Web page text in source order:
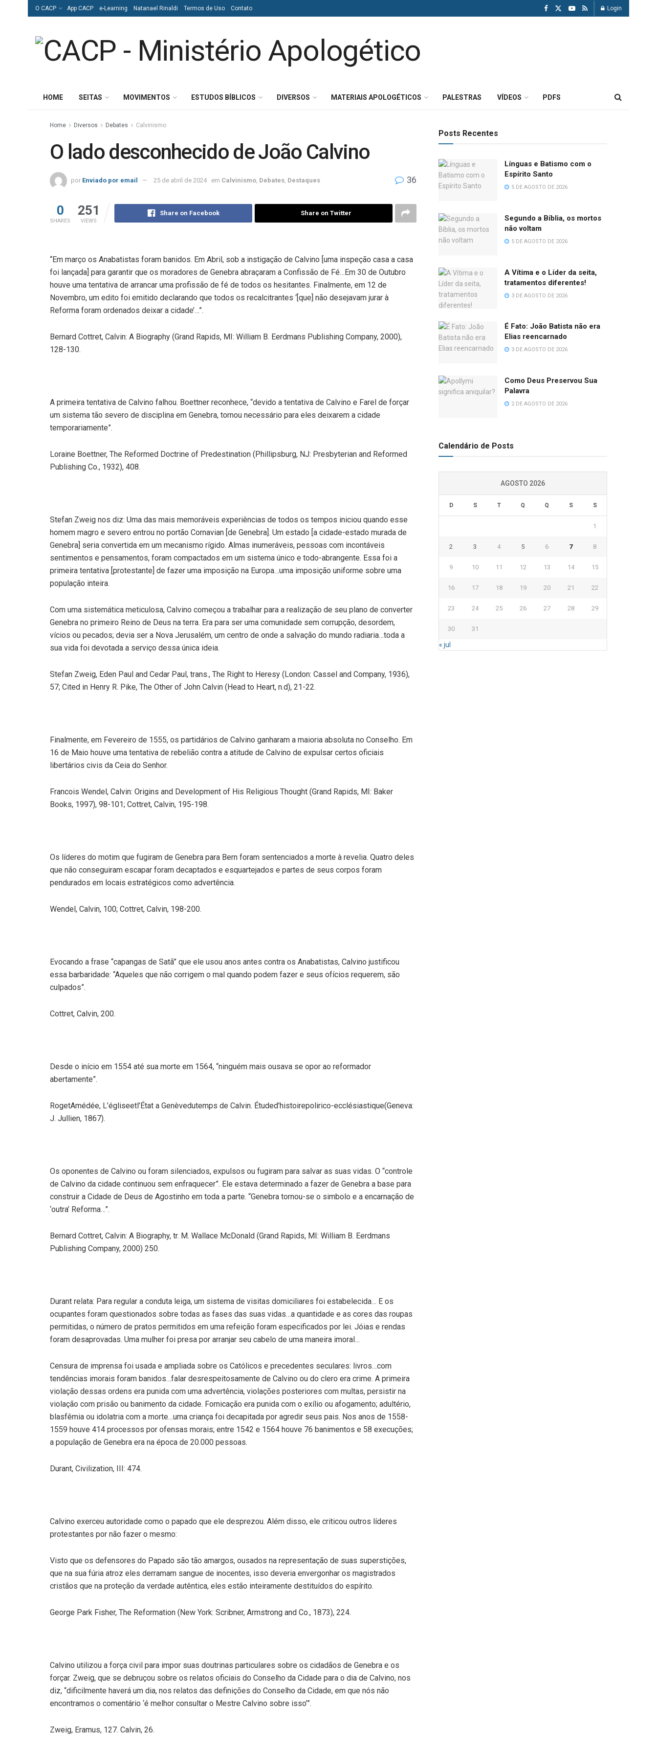
O CACP App CACP e-Learning Natanael Rinaldi Termos de Uso Contato Login
HOME SEITAS MOVIMENTOS ESTUDOS BÍBLICOS DIVERSOS MATERIAIS APOLOGÉTICOS PALESTRAS VÍDEOS PDFS
Home Diversos Debates Calvinismo
O lado desconhecido de João Calvino
por Enviado por email 25 de abril de 2024 em Calvinismo Debates Destaques 36
0
SHARES
251
VIEWS
Share on Facebook Share on Twitter
“Em março os Anabatistas foram banidos. Em Abril, sob a instigação de Calvino [uma inspeção casa a casa
foi lançada] para garantir que os moradores de Genebra abraçaram a Confissão de Fé…Em 30 de Outubro
houve uma tentativa de arrancar uma profissão de fé de todos os hesitantes. Finalmente, em 12 de
Novembro, um edito foi emitido declarando que todos os recalcitrantes ‘[que] não desejavam jurar à
Reforma foram ordenados deixar a cidade’…”.
Bernard Cottret, Calvin: A Biography (Grand Rapids, MI: William B. Eerdmans Publishing Company, 2000),
128-130.
A primeira tentativa de Calvino falhou. Boettner reconhece, “devido a tentativa de Calvino e Farel de forçar
um sistema tão severo de disciplina em Genebra, tornou necessário para eles deixarem a cidade
temporariamente”.
Loraine Boettner, The Reformed Doctrine of Predestination (Phillipsburg, NJ: Presbyterian and Reformed
Publishing Co., 1932), 408.
Stefan Zweig nos diz: Uma das mais memoráveis experiências de todos os tempos iniciou quando esse
homem magro e severo entrou no portão Cornavian [de Genebra]. Um estado [a cidade-estado murada de
Genebra] seria convertida em um mecanismo rígido. Almas inumeráveis, pessoas com incontáveis
sentimentos e pensamentos, foram compactados em um sistema único e todo-abrangente. Essa foi a
primeira tentativa [protestante] de fazer uma imposição na Europa…uma imposição uniforme sobre uma
população inteira.
Com uma sistemática meticulosa, Calvino começou a trabalhar para a realização de seu plano de converter
Genebra no primeiro Reino de Deus na terra. Era para ser uma comunidade sem corrupção, desordem,
vícios ou pecados; devia ser a Nova Jerusalém, um centro de onde a salvação do mundo radiaria…toda a
sua vida foi devotada a serviço dessa única ideia.
Stefan Zweig, Eden Paul and Cedar Paul, trans., The Right to Heresy (London: Cassel and Company, 1936),
57; Cited in Henry R. Pike, The Other of John Calvin (Head to Heart, n.d), 21-22.
Finalmente, em Fevereiro de 1555, os partidários de Calvino ganharam a maioria absoluta no Conselho. Em
16 de Maio houve uma tentativa de rebelião contra a atitude de Calvino de expulsar certos oficiais
libertários civis da Ceia do Senhor.
Francois Wendel, Calvin: Origins and Development of His Religious Thought (Grand Rapids, MI: Baker
Books, 1997), 98-101; Cottret, Calvin, 195-198.
Os líderes do motim que fugiram de Genebra para Bern foram sentenciados a morte à revelia. Quatro deles
que não conseguiram escapar foram decaptados e esquartejados e partes de seus corpos foram
pendurados em locais estratégicos como advertência.
Wendel, Calvin, 100; Cottret, Calvin, 198-200.
Evocando a frase “capangas de Satã” que ele usou anos antes contra os Anabatistas, Calvino justificou
essa barbaridade: “Aqueles que não corrigem o mal quando podem fazer e seus ofícios requerem, são
culpados”.
Cottret, Calvin, 200.
Desde o início em 1554 até sua morte em 1564, “ninguém mais ousava se opor ao reformador
abertamente”.
RogetAmédée, L’égliseetl’État a Genèvedutemps de Calvin. Étuded’histoirepolirico-ecclésiastique(Geneva:
J. Jullien, 1867).
Os oponentes de Calvino ou foram silenciados, expulsos ou fugiram para salvar as suas vidas. O “controle
de Calvino da cidade continuou sem enfraquecer”. Ele estava determinado a fazer de Genebra a base para
construir a Cidade de Deus de Agostinho em toda a parte. “Genebra tornou-se o simbolo e a encarnação de
‘outra’ Reforma…”.
Bernard Cottret, Calvin: A Biography, tr. M. Wallace McDonald (Grand Rapids, MI: William B. Eerdmans
Publishing Company, 2000) 250.
Durant relata: Para regular a conduta leiga, um sistema de visitas domiciliares foi estabelecida… E os
ocupantes foram questionados sobre todas as fases das suas vidas…a quantidade e as cores das roupas
permitidas, o número de pratos permitidos em uma refeição foram especificados por lei. Jóias e rendas
foram desaprovadas. Uma mulher foi presa por arranjar seu cabelo de uma maneira imoral…
Censura de imprensa foi usada e ampliada sobre os Católicos e precedentes seculares: livros…com
tendências imorais foram banidos…falar desrespeitosamente de Calvino ou do clero era crime. A primeira
violação dessas ordens era punida com uma advertência, violações posteriores com multas, persistir na
violação com prisão ou banimento da cidade. Fornicação era punida com o exílio ou afogamento; adultério,
blasfêmia ou idolatria com a morte…uma criança foi decapitada por agredir seus pais. Nos anos de 1558-
1559 houve 414 processos por ofensas morais; entre 1542 e 1564 houve 76 banimentos e 58 execuções;
a população de Genebra era na época de 20.000 pessoas.
Durant, Civilization, III: 474.
Calvino exerceu autoridade como o papado que ele desprezou. Além disso, ele criticou outros líderes
protestantes por não fazer o mesmo:
Visto que os defensores do Papado são tão amargos, ousados na representação de suas superstições,
que na sua fúria atroz eles derramam sangue de inocentes, isso deveria envergonhar os magistrados
cristãos que na proteção da verdade autêntica, eles estão inteiramente destituídos do espírito.
George Park Fisher, The Reformation (New York: Scribner, Armstrong and Co., 1873), 224.
Calvino utilizou a força civil para impor suas doutrinas particulares sobre os cidadãos de Genebra e os
forçar. Zweig, que se debruçou sobre os relatos oficiais do Conselho da Cidade para o dia de Calvino, nos
diz, “dificilmente haverá um dia, nos relatos das definições do Conselho da Cidade, em que nós não
encontramos o comentário ‘é melhor consultar o Mestre Calvino sobre isso’”.
Zweig, Eramus, 127. Calvin, 26.
Posts Recentes
Línguas e Batismo com o
Espírito Santo
5 DE AGOSTO DE 2026
Segundo a Bíblia, os mortos
não voltam
5 DE AGOSTO DE 2026
A Vítima e o Líder da seita,
tratamentos diferentes!
3 DE AGOSTO DE 2026
É Fato: João Batista não era
Elias reencarnado
3 DE AGOSTO DE 2026
Como Deus Preservou Sua
Palavra
2 DE AGOSTO DE 2026
Calendário de Posts
AGOSTO 2026
D S T Q Q S S
1
2 3 4 5 6 7 8
9 10 11 12 13 14 15
16 17 18 19 20 21 22
23 24 25 26 27 28 29
30 31
« jul